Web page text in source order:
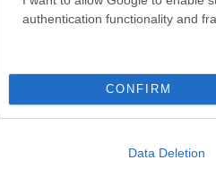
authentication functionality and
CONFIRM
Data Deletion